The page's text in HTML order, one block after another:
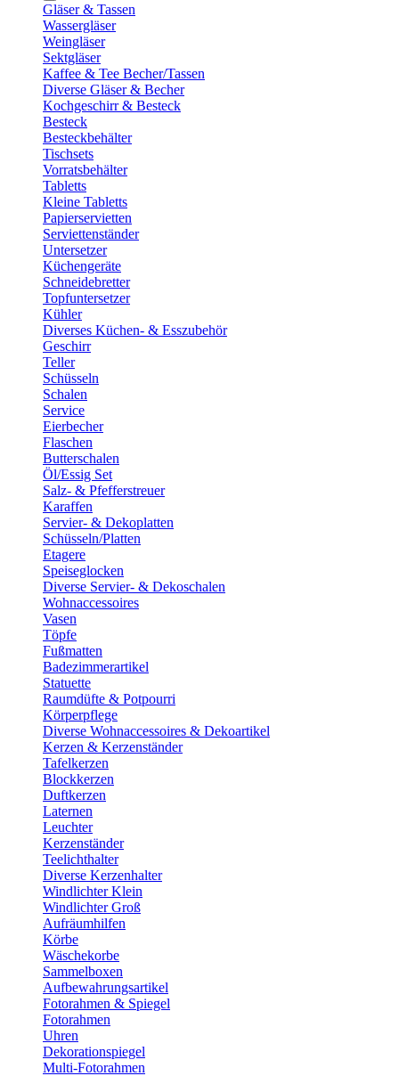
Gläser & Tassen
Wassergläser
Weingläser
Sektgläser
Kaffee & Tee Becher/Tassen
Diverse Gläser & Becher
Kochgeschirr & Besteck
Besteck
Besteckbehälter
Tischsets
Vorratsbehälter
Tabletts
Kleine Tabletts
Papierservietten
Serviettenständer
Untersetzer
Küchengeräte
Schneidebretter
Topfuntersetzer
Kühler
Diverses Küchen- & Esszubehör
Geschirr
Teller
Schüsseln
Schalen
Service
Eierbecher
Flaschen
Butterschalen
Öl/Essig Set
Salz- & Pfefferstreuer
Karaffen
Servier- & Dekoplatten
Schüsseln/Platten
Etagere
Speiseglocken
Diverse Servier- & Dekoschalen
Wohnaccessoires
Vasen
Töpfe
Fußmatten
Badezimmerartikel
Statuette
Raumdüfte & Potpourri
Körperpflege
Diverse Wohnaccessoires & Dekoartikel
Kerzen & Kerzenständer
Tafelkerzen
Blockkerzen
Duftkerzen
Laternen
Leuchter
Kerzenständer
Teelichthalter
Diverse Kerzenhalter
Windlichter Klein
Windlichter Groß
Aufräumhilfen
Körbe
Wäschekorbe
Sammelboxen
Aufbewahrungsartikel
Fotorahmen & Spiegel
Fotorahmen
Uhren
Dekorationspiegel
Multi-Fotorahmen